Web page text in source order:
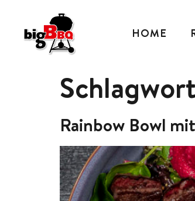
HOME
Rainbow Bowl